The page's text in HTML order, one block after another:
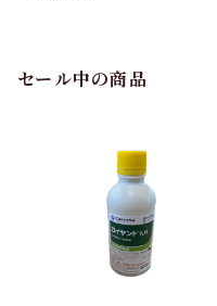
セール中の商品